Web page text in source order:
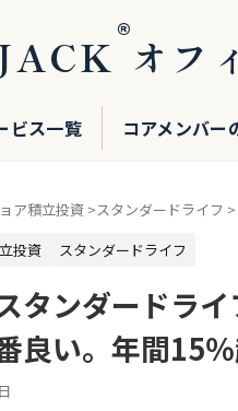
®オフ
ビス一覧 コアメンバー
ア積立投資 >スタンダードライフ >
投資
スタンダードライフ
タンダードラ
良い。年間15％